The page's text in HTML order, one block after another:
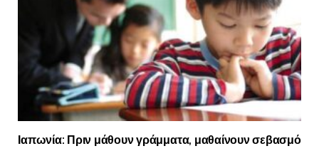
Ιαπωνία: Πριν μάθουν γράμματα, μαθαίνουν σεβασμό